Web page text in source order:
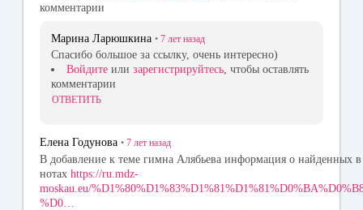
комментарии
Марина Ларюшкина • 7 лет назад
Спасибо большое за ссылку, очень интересно)
Войдите или зарегистрируйтесь, чтобы оставлять
комментарии
ОТВЕТИТЬ
Елена Годунова • 7 лет назад
В добавление к теме гимна Алябьева информация о найденных в
нотах https://ru.mdz-
moskau.eu/
%D0…